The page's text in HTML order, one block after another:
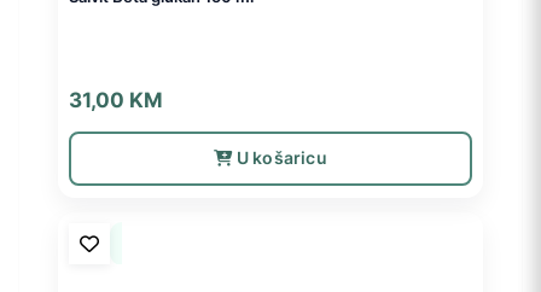
31,00 KM
U košaricu